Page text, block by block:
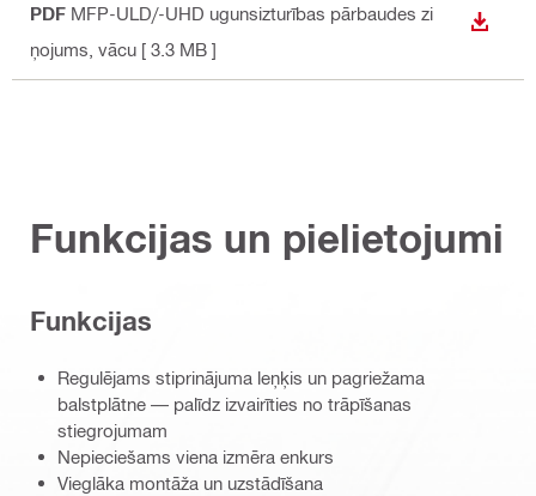
PDF MFP-ULD/-UHD ugunsizturības pārbaudes zi
ņojums , vācu [ 3.3 MB ]
Funkcijas un pielietojumi
Funkcijas
Regulējams stiprinājuma leņķis un pagriežama
balstplātne — palīdz izvairīties no trāpīšanas
stiegrojumam
Nepieciešams viena izmēra enkurs
Vieglāka montāža un uzstādīšana